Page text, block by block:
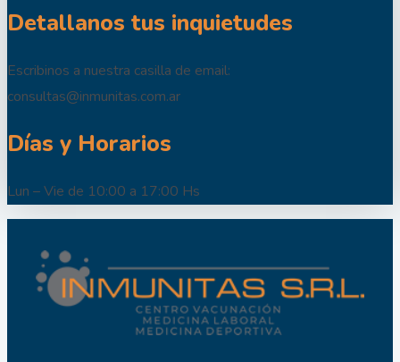
Detallanos tus inquietudes
Escribinos a nuestra casilla de email:
consultas@inmunitas.com.ar
Días y Horarios
Lun – Vie de 10:00 a 17:00 Hs